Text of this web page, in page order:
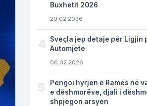
Buxhetit 2026
20.02.2026
4
Sveçla jep detaje për Ligjin
Automjete
06.02.2026
5
Pengoi hyrjen e Ramës në
e dëshmorëve, djali i
shpjegon arsyen